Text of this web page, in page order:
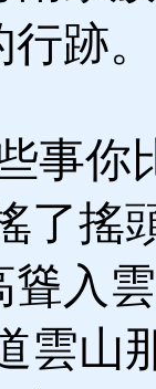
跡
事你
了搖
聳入
雲山